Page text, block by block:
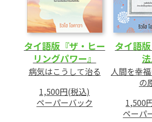
タイ語版『ザ・ヒー
リングパワー』
病気はこうして治る
1,500円(税込)
ペーパーバック
タイ語
法
人間を幸
の
1,500
ペーパ